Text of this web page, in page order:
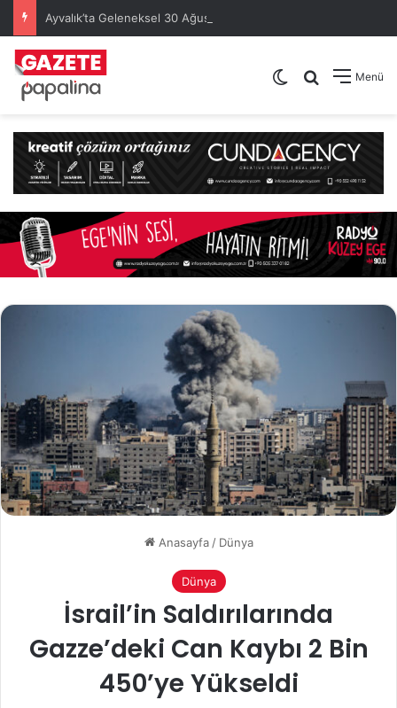
Menü
Arama yap
Dış görünümü
Anasayfa / Dünya
Dünya
İsrail’in Saldırılarında
Gazze’deki Can Kaybı 2 Bin
450’ye Yükseldi